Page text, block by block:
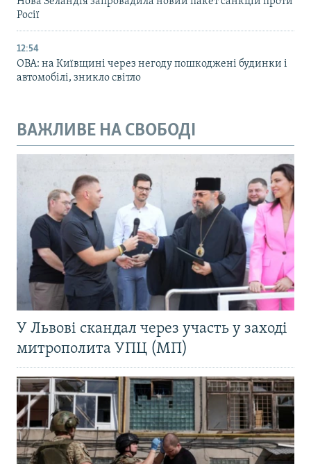
Росії
12:54
ОВА: на Київщині через негоду пошкоджені будинки і
автомобілі, зникло світло
ВАЖЛИВЕ НА СВОБОДІ
У Львові скандал через участь у заході
митрополита УПЦ (МП)